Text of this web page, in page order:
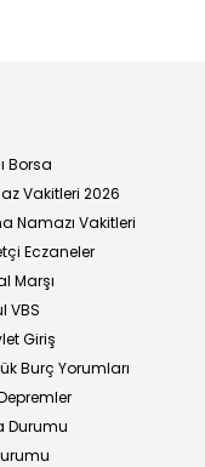
Borsa
Vakitleri 2026
Namazı Vakitleri
Eczaneler
Marşı
VBS
Giriş
Burç Yorumları
Durumu